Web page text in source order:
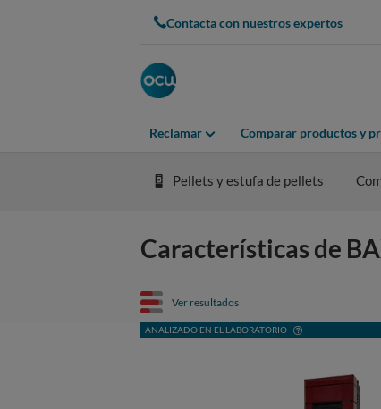
Contacta con nuestros expertos
Reclamar Comparar productos y
Pellets y estufa de pellets
Características de
Ver resultados
ANALIZADO EN EL LABORATORIO